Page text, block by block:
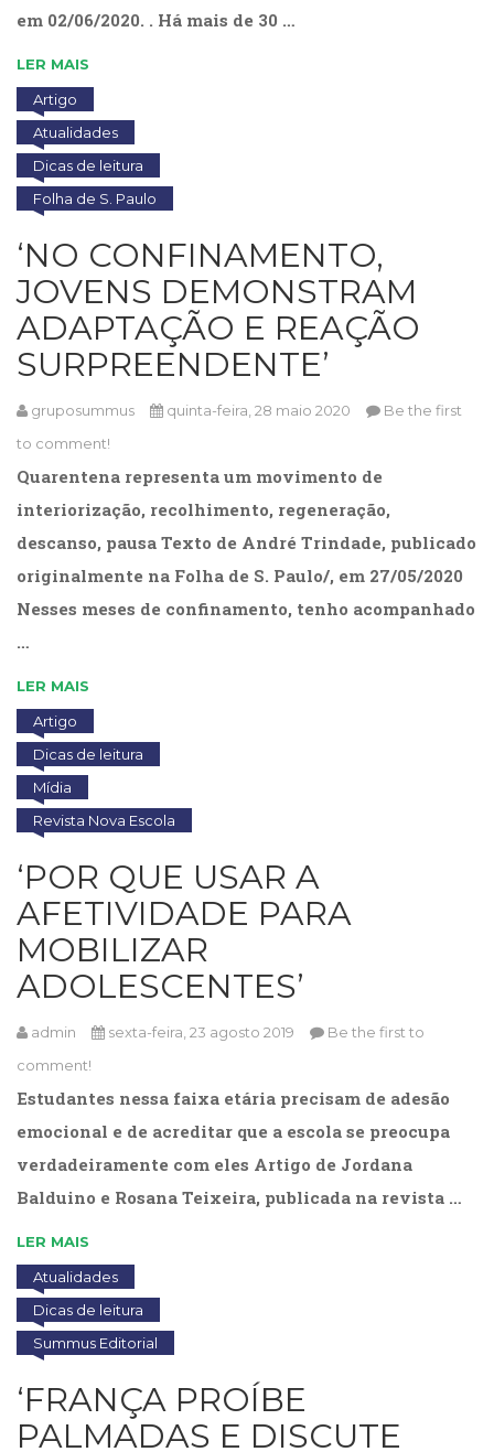
em 02/06/2020. . Há mais de 30 …
LER MAIS
Artigo
Atualidades
Dicas de leitura
Folha de S. Paulo
‘NO CONFINAMENTO,
JOVENS DEMONSTRAM
ADAPTAÇÃO E REAÇÃO
SURPREENDENTE’
gruposummus quinta-feira, 28 maio 2020
Be the first
to comment!
Quarentena representa um movimento de
interiorização, recolhimento, regeneração,
descanso, pausa Texto de André Trindade, publicado
originalmente na Folha de S. Paulo/, em 27/05/2020
Nesses meses de confinamento, tenho acompanhado
…
LER MAIS
Artigo
Dicas de leitura
Mídia
Revista Nova Escola
‘POR QUE USAR A
AFETIVIDADE PARA
MOBILIZAR
ADOLESCENTES’
admin sexta-feira, 23 agosto 2019
Be the first to
comment!
Estudantes nessa faixa etária precisam de adesão
emocional e de acreditar que a escola se preocupa
verdadeiramente com eles Artigo de Jordana
Balduino e Rosana Teixeira, publicada na revista …
LER MAIS
Atualidades
Dicas de leitura
Summus Editorial
‘FRANÇA PROÍBE
PALMADAS E DISCUTE